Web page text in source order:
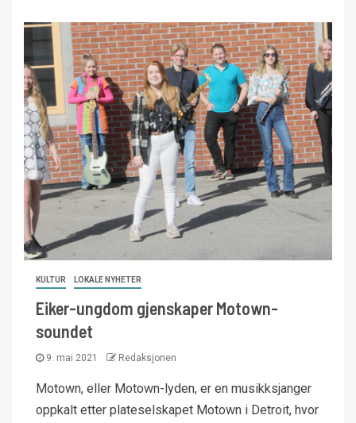
KULTUR LOKALE NYHETER
Eiker-ungdom gjenskaper Motown-
soundet
9. mai 2021 Redaksjonen
Motown, eller Motown-lyden, er en musikksjanger
oppkalt etter plateselskapet Motown i Detroit, hvor